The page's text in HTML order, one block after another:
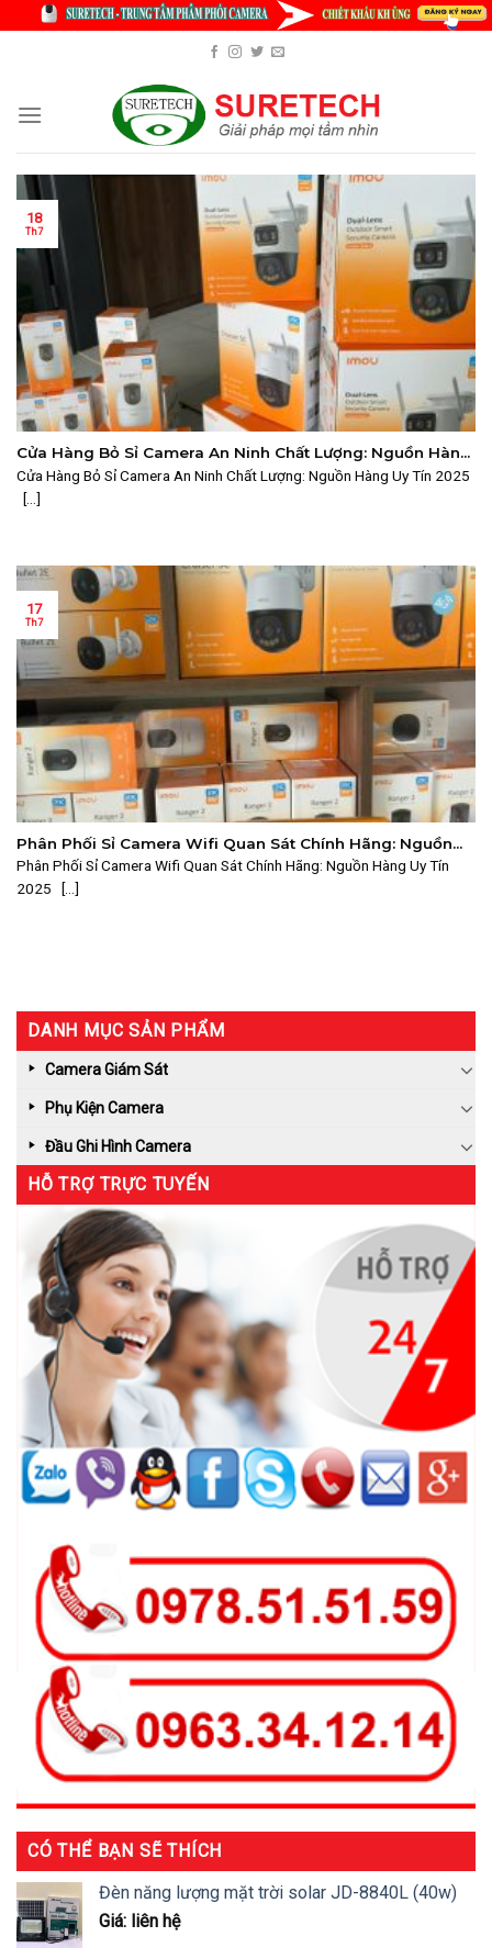
Cửa Hàng Bỏ Sỉ Camera An Ninh Chất Lượng: Nguồn Hàng
Uy Tín 2025
Cửa Hàng Bỏ Sỉ Camera An Ninh Chất Lượng: Nguồn Hàng Uy Tín 2025
[...]
18
Th7
Phân Phối Sỉ Camera Wifi Quan Sát Chính Hãng: Nguồn
Hàng Uy Tín 2025
Phân Phối Sỉ Camera Wifi Quan Sát Chính Hãng: Nguồn Hàng Uy Tín
2025 [...]
17
Th7
DANH MỤC SẢN PHẨM
Camera Giám Sát
Phụ Kiện Camera
Đầu Ghi Hình Camera
HỖ TRỢ TRỰC TUYẾN
CÓ THỂ BẠN SẼ THÍCH
Đèn năng lượng mặt trời solar JD-8840L (40w)
Giá: liên hệ